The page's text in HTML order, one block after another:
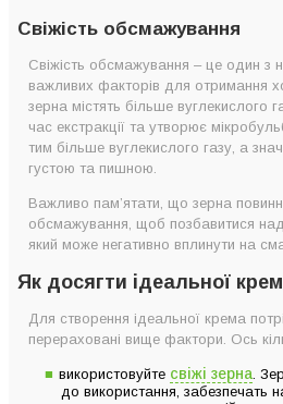
Свіжість обсмажування
Свіжість обсмажування – це один з
важливих факторів для отримання
зерна містять більше вуглекислого
час екстракції та утворює
тим більше вуглекислого газу, а
густою та пишною.
Важливо пам’ятати, що зерна
обсмажування, щоб позбавитися
який може негативно вплинути на
Як досягти ідеальної
Для створення ідеальної крема
перераховані вище фактори. Ось
використовуйте свіжі зерна .
до використання, забезпечать